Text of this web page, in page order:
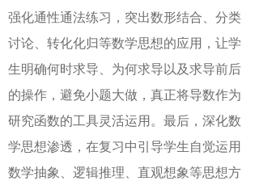
强化通性通法练习，突出数形结合、分类
讨论、转化化归等数学思想的应用 ， 让学
生明确何时求导、为何求导 以及求导前后
的操作 ，避免小题大做，真正将导数作为
研究函数的工具灵活运用。 最后 ， 深化数
学思想渗透，在复习中引导学生自觉运用
数学抽象、逻辑推理、直观想象等思想方